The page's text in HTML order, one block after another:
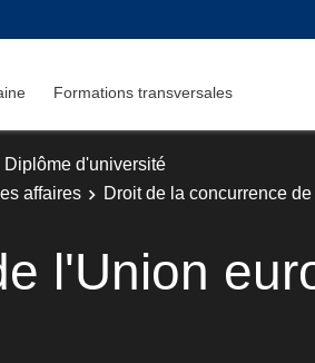
Formations transversales
Diplôme d'université
affaires
Droit de la concurrence
l'Union